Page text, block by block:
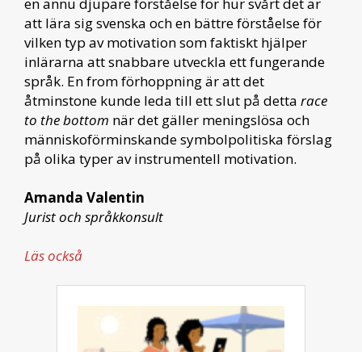
att lära sig svenska och en bättre förståelse för
vilken typ av motivation som faktiskt hjälper
inlärarna att snabbare utveckla ett fungerande
språk. En from förhoppning är att det
åtminstone kunde leda till ett slut på detta race
to the bottom när det gäller meningslösa och
människoförminskande symbolpolitiska förslag
på olika typer av instrumentell motivation.
Amanda Valentin
Jurist och språkkonsult
Läs också